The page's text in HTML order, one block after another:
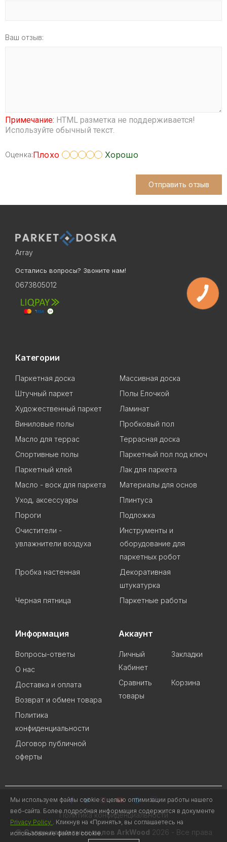
Ваш отзыв:
Примечание: HTML разметка не поддерживается!
Используйте обычный текст.
Оценка:Плохо Хорошо
Отправить отзыв
Array
Остались вопросы? Звоните нам!
0673805012
Категории
Паркетная доска
Массивная доска
Штучный паркет
Полы Елочкой
Художественный паркет
Ламинат
Виниловые полы
Пробковый пол
Масло для террас
Террасная доска
Спортивные полы
Паркетный пол под ключ
Паркетный клей
Лак для паркета
Масло - воск для паркета
Материалы для основ
Уход, аксессуары
Плинтуса
Пороги
Подложка
Очистители -
увлажнители воздуха
Инструменты и
оборудование для
паркетных робот
Пробка настенная
Декоративная
штукатурка
Черная пятница
Паркетные работы
Информация
Вопросы-ответы
О нас
Доставка и оплата
Возврат и обмен товара
Политика
конфиденциальности
Договор публичной
оферты
Аккаунт
Личный
Кабинет
Закладки
Сравнить
товары
Корзина
©Салон паркетных полов ArkWood 2026 - Все права
Политика конфиденциальности
Мы используем файлы cookie с целью оптимизации работы нашего
веб-сайта. Более подробная информация содержится в документе
Privacy Policy . Кликнув на «Принять», вы соглашаетесь на
использование файлов cookie.